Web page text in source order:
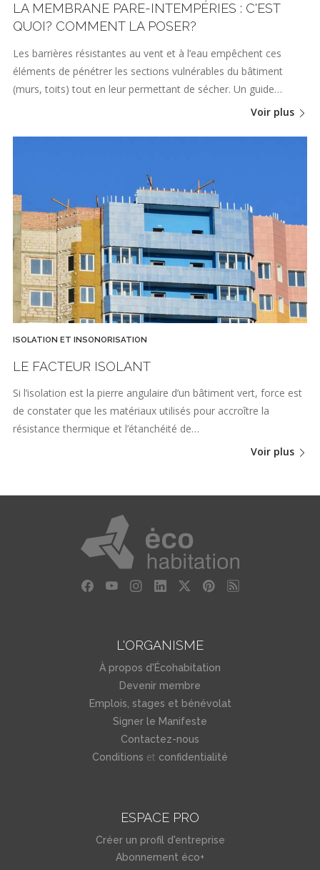
LA MEMBRANE PARE-INTEMPÉRIES : C'EST
QUOI? COMMENT LA POSER?
Les barrières résistantes au vent et à l’eau empêchent ces
éléments de pénétrer les sections vulnérables du bâtiment
(murs, toits) tout en leur permettant de sécher. Un guide…
Voir plus
ISOLATION ET INSONORISATION
LE FACTEUR ISOLANT
Si l’isolation est la pierre angulaire d’un bâtiment vert, force est
de constater que les matériaux utilisés pour accroître la
résistance thermique et l’étanchéité de…
Voir plus
L'ORGANISME
À propos d'Écohabitation
Devenir membre
Emplois, stages et bénévolat
Signer le Manifeste
Contactez-nous
Conditions et confidentialité
ESPACE PRO
Créer un profil d'entreprise
Abonnement éco+